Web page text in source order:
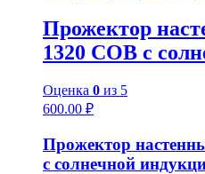
Прожектор
1320 COB с
Оценка 0 из 5
600.00 ₽
Прожектор
с солнечной